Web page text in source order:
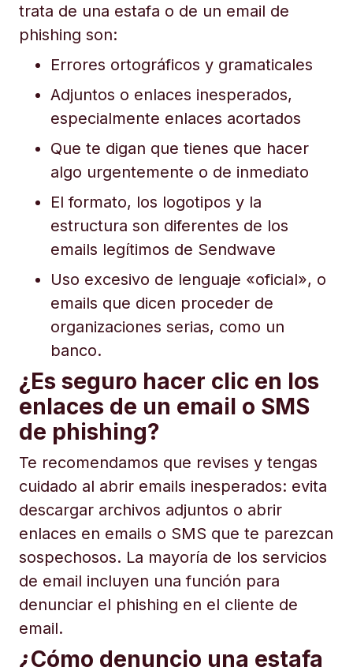
trata de una estafa o de un email de
phishing son:
Errores ortográficos y gramaticales
Adjuntos o enlaces inesperados,
especialmente enlaces acortados
Que te digan que tienes que hacer
algo urgentemente o de inmediato
El formato, los logotipos y la
estructura son diferentes de los
emails legítimos de Sendwave
Uso excesivo de lenguaje «oficial», o
emails que dicen proceder de
organizaciones serias, como un
banco.
¿Es seguro hacer clic en los
enlaces de un email o SMS
de phishing?
Te recomendamos que revises y tengas
cuidado al abrir emails inesperados: evita
descargar archivos adjuntos o abrir
enlaces en emails o SMS que te parezcan
sospechosos. La mayoría de los servicios
de email incluyen una función para
denunciar el phishing en el cliente de
email.
¿Cómo denuncio una estafa